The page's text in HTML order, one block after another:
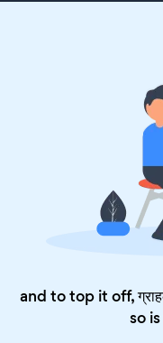
and to top it off,
so